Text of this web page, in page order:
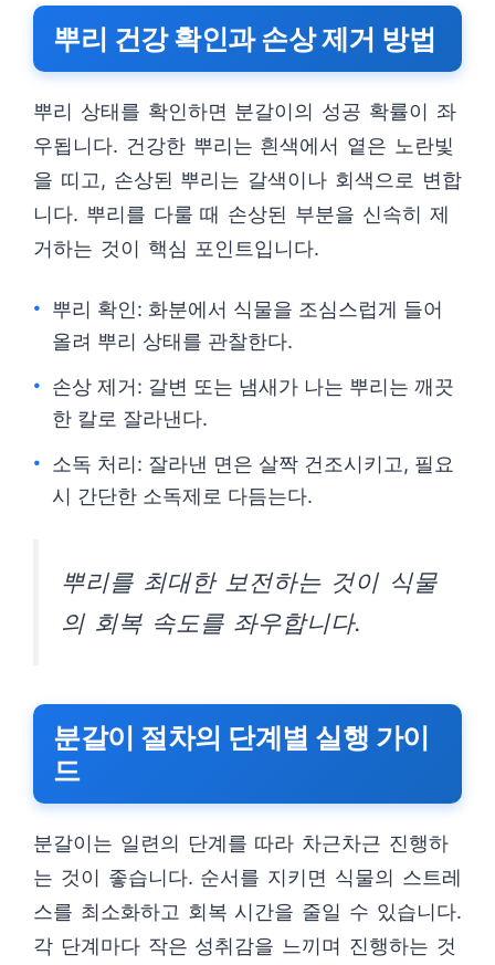
뿌리 건강 확인과 손상 제거 방법
뿌리 상태를 확인하면 분갈이의 성공 확률이 좌
우됩니다. 건강한 뿌리는 흰색에서 옅은 노란빛
을 띠고, 손상된 뿌리는 갈색이나 회색으로 변합
니다. 뿌리를 다룰 때 손상된 부분을 신속히 제
거하는 것이 핵심 포인트입니다.
뿌리 확인: 화분에서 식물을 조심스럽게 들어
올려 뿌리 상태를 관찰한다.
손상 제거: 갈변 또는 냄새가 나는 뿌리는 깨끗
한 칼로 잘라낸다.
소독 처리: 잘라낸 면은 살짝 건조시키고, 필요
시 간단한 소독제로 다듬는다.
뿌리를 최대한 보전하는 것이 식물
의 회복 속도를 좌우합니다.
분갈이 절차의 단계별 실행 가이
드
분갈이는 일련의 단계를 따라 차근차근 진행하
는 것이 좋습니다. 순서를 지키면 식물의 스트레
스를 최소화하고 회복 시간을 줄일 수 있습니다.
각 단계마다 작은 성취감을 느끼며 진행하는 것